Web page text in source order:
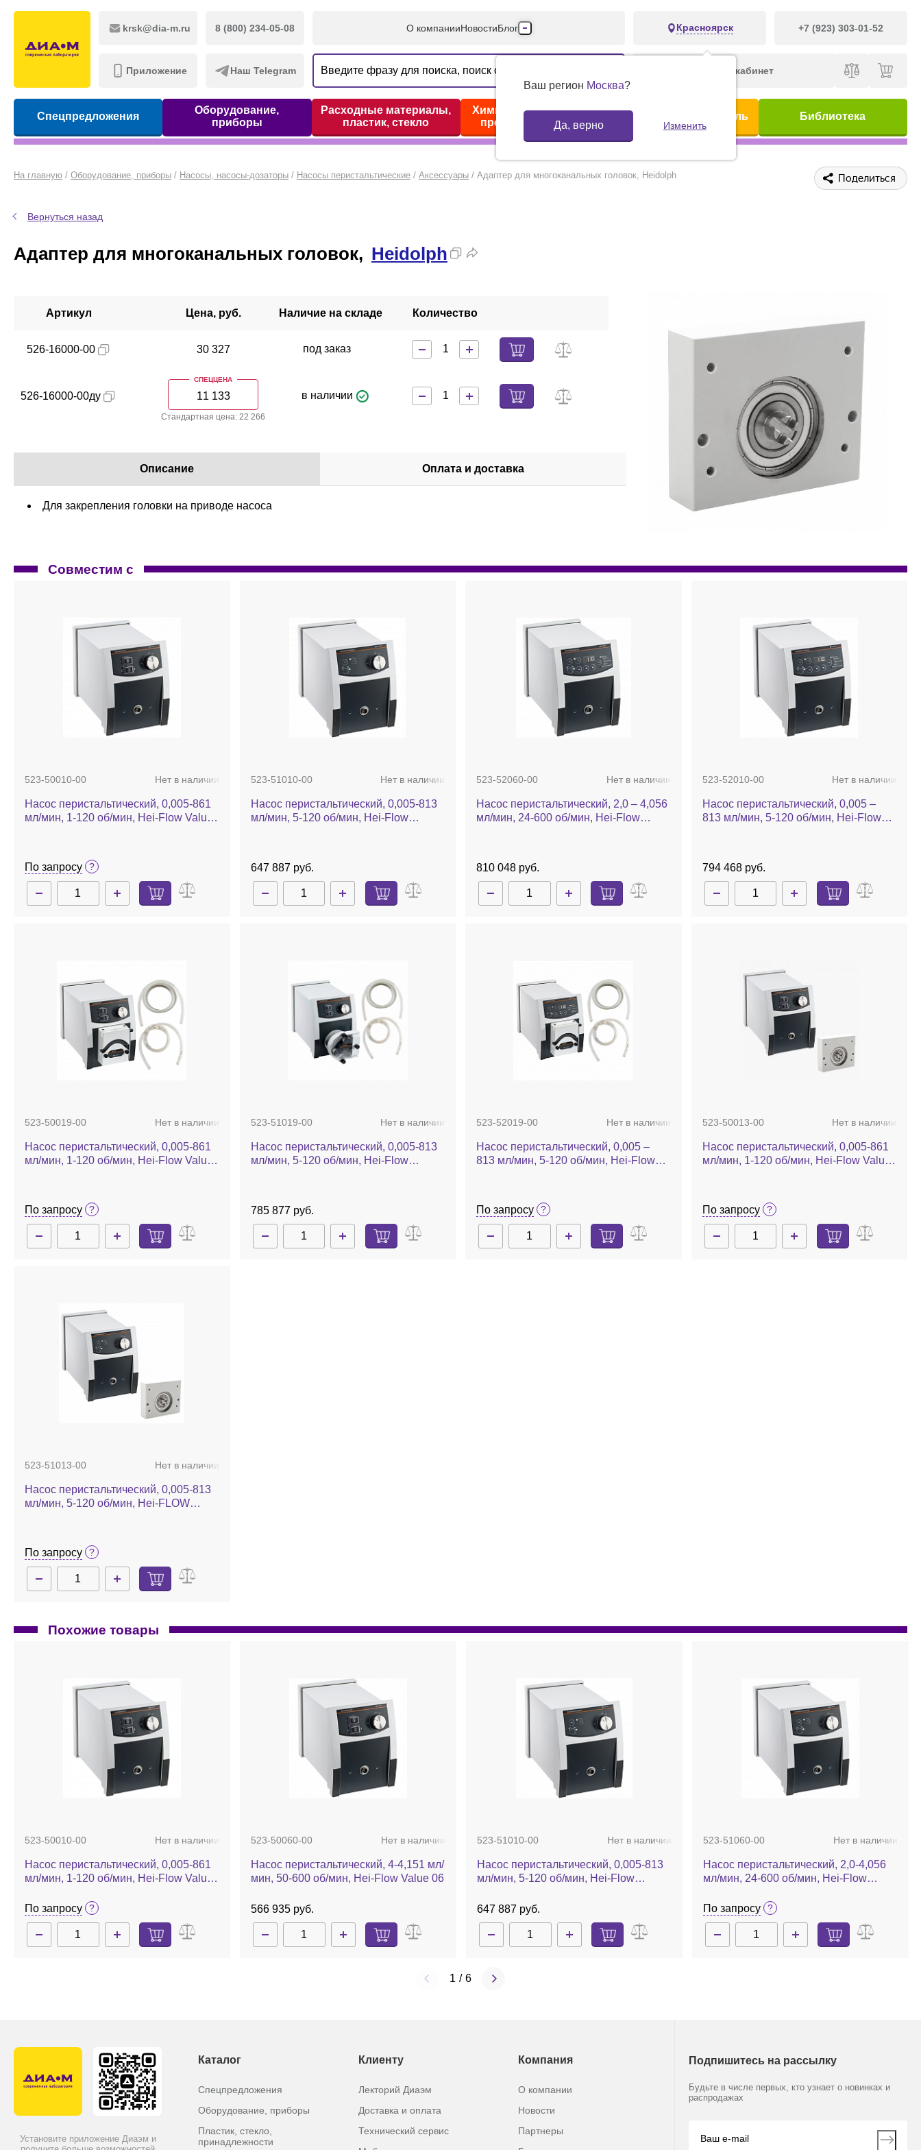
krsk@dia-m.ru 8 (800) 234-05-08
Приложение Наш Telegram
О компанииНовостиБлог
Производители
Партнеры
Контакты
Красноярск +7 (923) 303-01-52
Ваш регион Москва?
Да, верно Изменить
Личный кабинет
Спецпредложения
Оборудование,
приборы
Расходные материалы,
пластик, стекло
Химические реактивы,
препараты, наборы
Предметный указатель Библиотека
На главную / Оборудование, приборы / Насосы, насосы-дозаторы / Насосы перистальтические / Аксессуары / Адаптер для многоканальных головок, Heidolph Поделиться
Вернуться назад
Адаптер для многоканальных головок, Heidolph
Артикул Цена, руб. Наличие на складе Количество
526-16000-00 30 327 под заказ
526-16000-00ду
СПЕЦЦЕНА
11 133
Стандартная цена: 22 266
в наличии
Описание Оплата и доставка
Для закрепления головки на приводе насоса
Совместим с
523-50010-00 Нет в наличии
Насос перистальтический, 0,005-861
мл/мин, 1-120 об/мин, Hei-Flow Value
По запросу
523-51010-00 Нет в наличии
Насос перистальтический, 0,005-813
мл/мин, 5-120 об/мин, Hei-Flow
647 887 руб.
523-52060-00 Нет в наличии
Насос перистальтический, 2,0 – 4,056
мл/мин, 24-600 об/мин, Hei-Flow
810 048 руб.
523-52010-00 Нет в наличии
Насос перистальтический, 0,005 –
813 мл/мин, 5-120 об/мин, Hei-Flow
794 468 руб.
523-50019-00 Нет в наличии
Насос перистальтический, 0,005-861
мл/мин, 1-120 об/мин, Hei-Flow Value
По запросу
523-51019-00 Нет в наличии
Насос перистальтический, 0,005-813
мл/мин, 5-120 об/мин, Hei-Flow
785 877 руб.
523-52019-00 Нет в наличии
Насос перистальтический, 0,005 –
813 мл/мин, 5-120 об/мин, Hei-Flow
По запросу
523-50013-00 Нет в наличии
Насос перистальтический, 0,005-861
мл/мин, 1-120 об/мин, Hei-Flow Value
По запросу
523-51013-00 Нет в наличии
Насос перистальтический, 0,005-813
мл/мин, 5-120 об/мин, Hei-FLOW
По запросу
Похожие товары
523-50010-00 Нет в наличии
Насос перистальтический, 0,005-861
мл/мин, 1-120 об/мин, Hei-Flow Value
По запросу
523-50060-00 Нет в наличии
Насос перистальтический, 4-4,151 мл/
мин, 50-600 об/мин, Hei-Flow Value 06
566 935 руб.
523-51010-00 Нет в наличии
Насос перистальтический, 0,005-813
мл/мин, 5-120 об/мин, Hei-Flow
647 887 руб.
523-51060-00 Нет в наличии
Насос перистальтический, 2,0-4,056
мл/мин, 24-600 об/мин, Hei-Flow
По запросу
1 / 6
Установите приложение Диаэм и
Каталог
Спецпредложения
Оборудование, приборы
Пластик, стекло,
принадлежности
Клиенту
Лекторий Диаэм
Доставка и оплата
Технический сервис
Компания
О компании
Новости
Партнеры
Подпишитесь на рассылку
Будьте в числе первых, кто узнает о новинках и
распродажах